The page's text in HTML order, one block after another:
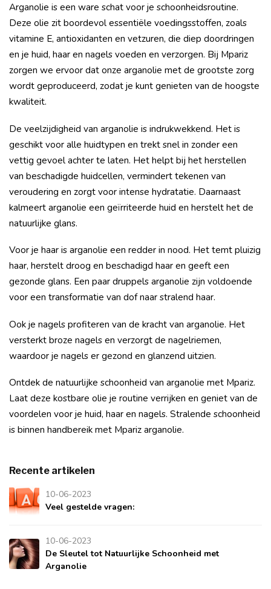
Arganolie is een ware schat voor je schoonheidsroutine.
Deze olie zit boordevol essentiële voedingsstoffen, zoals
vitamine E, antioxidanten en vetzuren, die diep doordringen
en je huid, haar en nagels voeden en verzorgen. Bij Mpariz
zorgen we ervoor dat onze arganolie met de grootste zorg
wordt geproduceerd, zodat je kunt genieten van de hoogste
kwaliteit.
De veelzijdigheid van arganolie is indrukwekkend. Het is
geschikt voor alle huidtypen en trekt snel in zonder een
vettig gevoel achter te laten. Het helpt bij het herstellen
van beschadigde huidcellen, vermindert tekenen van
veroudering en zorgt voor intense hydratatie. Daarnaast
kalmeert arganolie een geïrriteerde huid en herstelt het de
natuurlijke glans.
Voor je haar is arganolie een redder in nood. Het temt pluizig
haar, herstelt droog en beschadigd haar en geeft een
gezonde glans. Een paar druppels arganolie zijn voldoende
voor een transformatie van dof naar stralend haar.
Ook je nagels profiteren van de kracht van arganolie. Het
versterkt broze nagels en verzorgt de nagelriemen,
waardoor je nagels er gezond en glanzend uitzien.
Ontdek de natuurlijke schoonheid van arganolie met Mpariz.
Laat deze kostbare olie je routine verrijken en geniet van de
voordelen voor je huid, haar en nagels. Stralende schoonheid
is binnen handbereik met Mpariz arganolie.
Recente artikelen
10-06-2023
Veel gestelde vragen:
10-06-2023
De Sleutel tot Natuurlijke Schoonheid met
Arganolie